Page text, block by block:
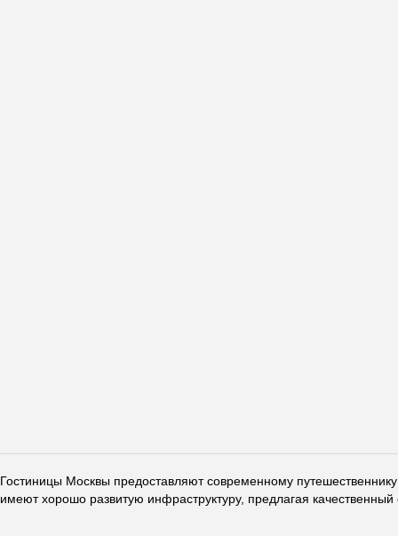
Гостиницы Москвы предоставляют современному
имеют хорошо развитую инфраструктуру, предлагая